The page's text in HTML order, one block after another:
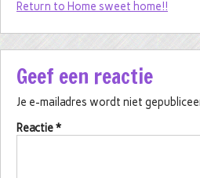
Return to Home sweet home!!
Geef een reactie
Je e-mailadres wordt niet
Reactie*